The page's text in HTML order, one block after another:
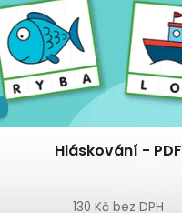
Hláskování - PDF
130 Kč bez DPH